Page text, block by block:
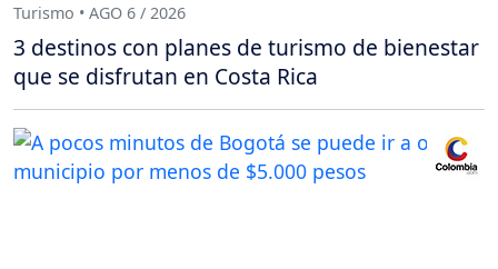
Turismo • AGO 6 / 2026
3 destinos con planes de turismo de bienestar
que se disfrutan en Costa Rica